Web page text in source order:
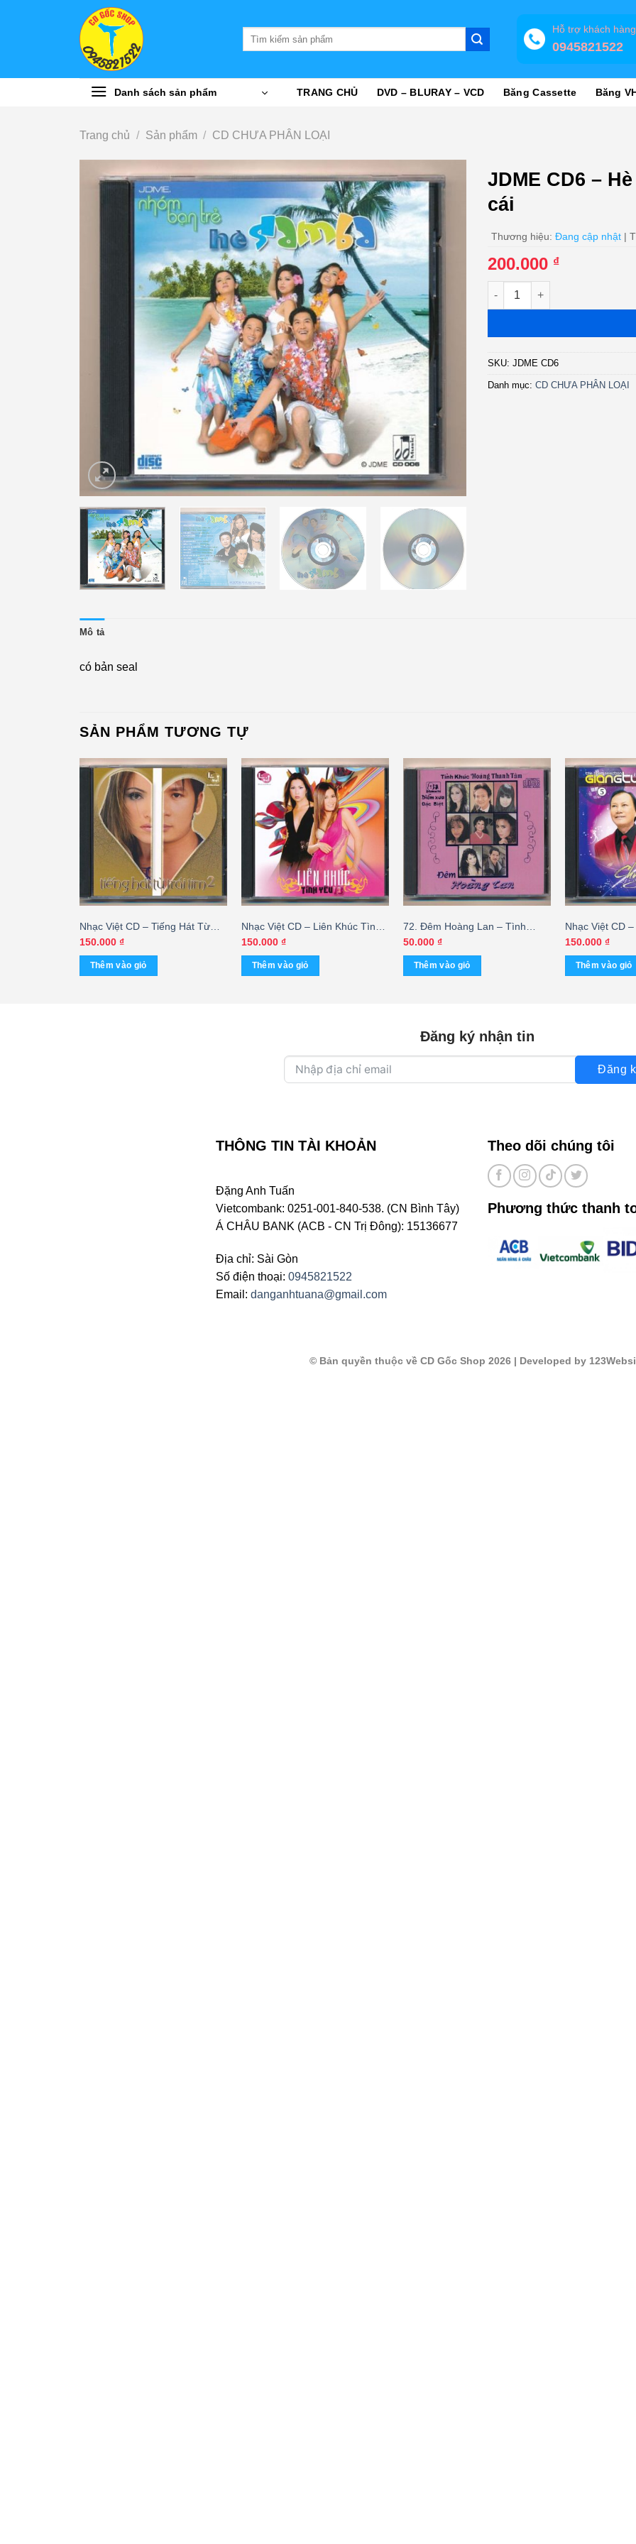
Hỗ trợ khách hàng
0945821522
Danh sách sản phẩm TRANG CHỦ DVD – BLURAY – VCD Băng Cassette Băng
Trang chủ / Sản phẩm / CD CHƯA PHÂN LOẠI
JDME CD6 –
cái
Thương hiệu: Đang cập nhật |
200.000 ₫
JDME CD6 - Hè Samba -
SKU: JDME CD6
Danh mục: CD CHƯA PHÂN LOẠI
Mô tả
có bản seal
SẢN PHẨM TƯƠNG TỰ
Nhạc Việt CD – Tiếng Hát Từ
Trái Tim 2
150.000 ₫
Thêm vào giỏ
Nhạc Việt CD – Liên Khúc Tình
Yêu 13
150.000 ₫
Thêm vào giỏ
72. Đêm Hoàng Lan – Tình
Khúc Hoàng Thanh Tâm
50.000 ₫
Thêm vào giỏ
Nhạc Việt CD
Người – Giang
– Chế Linh
150.000 ₫
Thêm vào giỏ
Đăng ký nhận tin
Đăng
THÔNG TIN TÀI KHOẢN
Đặng Anh Tuấn
Vietcombank: 0251-001-840-538. (CN Bình Tây)
Á CHÂU BANK (ACB - CN Trị Đông): 15136677
Địa chỉ: Sài Gòn
Số điện thoại: 0945821522
Email: danganhtuana@gmail.com
Theo dõi chúng tôi
Phương thức thanh
© Bản quyền thuộc về CD Gốc Shop 2026| Developed by